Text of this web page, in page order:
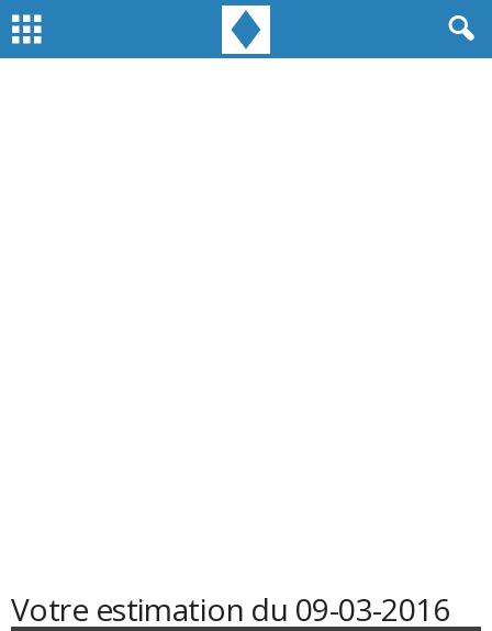
Votre estimation du 09-03-2016